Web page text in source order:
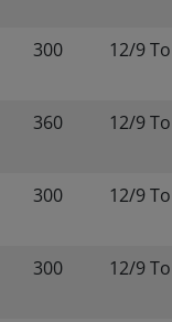
300 12/9 To
360 12/9 To
300 12/9 To
300 12/9 To